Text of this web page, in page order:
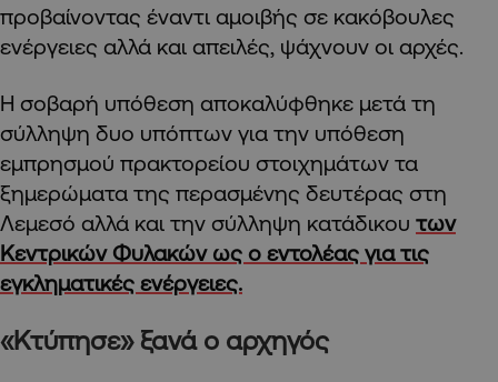
προβαίνοντας έναντι αμοιβής σε κακόβουλες
ενέργειες αλλά και απειλές, ψάχνουν οι αρχές.
Η σοβαρή υπόθεση αποκαλύφθηκε μετά τη
σύλληψη δυο υπόπτων για την υπόθεση
εμπρησμού πρακτορείου στοιχημάτων τα
ξημερώματα της περασμένης δευτέρας στη
Λεμεσό αλλά και την σύλληψη κατάδικου των
Κεντρικών Φυλακών ως ο εντολέας για τις
εγκληματικές ενέργειες.
«Κτύπησε» ξανά ο αρχηγός